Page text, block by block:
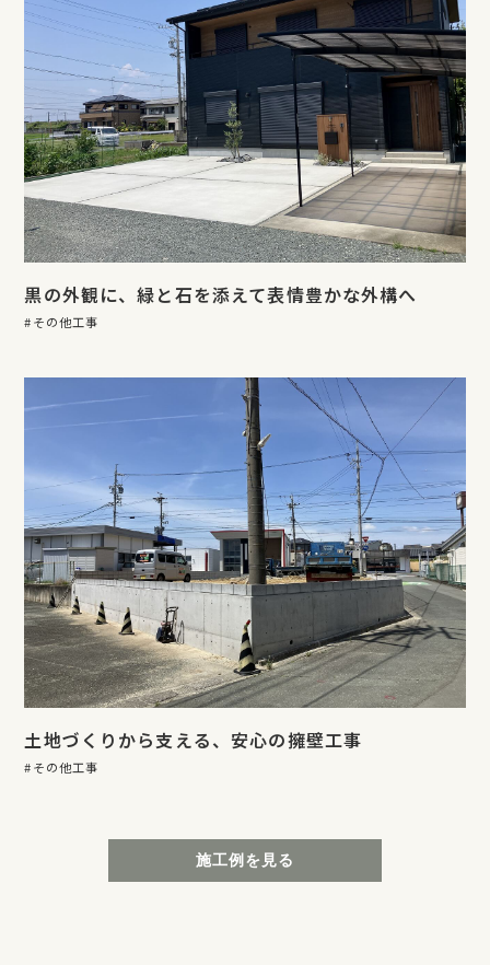
黒の外観に、緑と石を添えて表情豊かな外構へ
その他工事
土地づくりから支える、安心の擁壁工事
その他工事
施工例を見る